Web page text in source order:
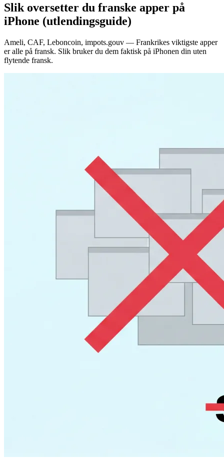
Slik oversetter du franske apper på
iPhone (utlendingsguide)
Ameli, CAF, Leboncoin, impots.gouv — Frankrikes viktigste apper
er alle på fransk. Slik bruker du dem faktisk på iPhonen din uten
flytende fransk.